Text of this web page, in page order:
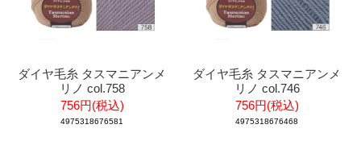
ダイヤ毛糸 タスマニアンメ
リノ col.758
756円(税込)
4975318676581
ダイヤ毛糸 タスマニアンメ
リノ col.746
756円(税込)
4975318676468